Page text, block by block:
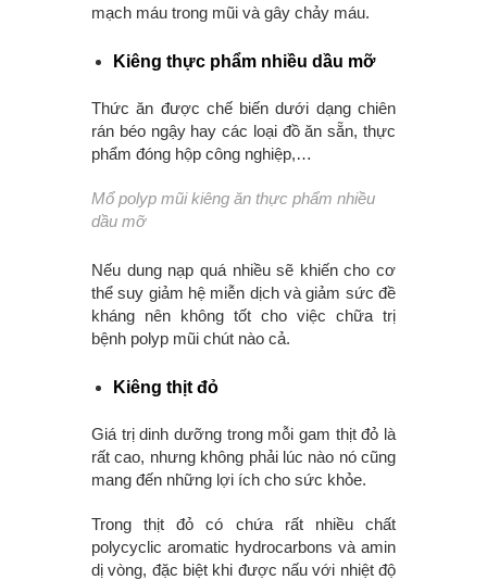
mạch máu trong mũi và gây chảy máu.
Kiêng thực phẩm nhiều dầu mỡ
Thức ăn được chế biến dưới dạng chiên
rán béo ngậy hay các loại đồ ăn sẵn, thực
phẩm đóng hộp công nghiệp,…
Mổ polyp mũi kiêng ăn thực phẩm nhiều
dầu mỡ
Nếu dung nạp quá nhiều sẽ khiến cho cơ
thể suy giảm hệ miễn dịch và giảm sức đề
kháng nên không tốt cho việc chữa trị
bệnh polyp mũi chút nào cả.
Kiêng thịt đỏ
Giá trị dinh dưỡng trong mỗi gam thịt đỏ là
rất cao, nhưng không phải lúc nào nó cũng
mang đến những lợi ích cho sức khỏe.
Trong thịt đỏ có chứa rất nhiều chất
polycyclic aromatic hydrocarbons và amin
dị vòng, đặc biệt khi được nấu với nhiệt độ